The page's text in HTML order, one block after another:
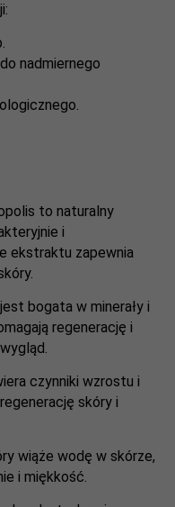
nadmiernego
to naturalny
i
ekstraktu zapewnia
bogata w minerały i
regenerację i
czynniki wzrostu i
skóry i
wiąże wodę w skórze,
i miękkość.